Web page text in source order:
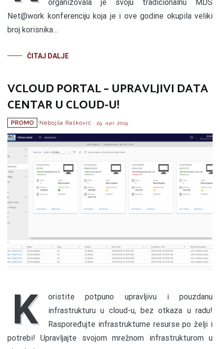
organizovala je svoju tradicionalnu MDS
Net@work konferenciju koja je i ove godine okupila veliki
broj korisnika…
ČITAJ DALJE
VCLOUD PORTAL – UPRAVLJIVI DATA
CENTAR U CLOUD-U!
PROMO Nebojša Rašković 29. apr 2019.
K
oristite potpuno upravljivu i pouzdanu
infrastrukturu u cloud-u, bez otkaza u radu!
Raspoređujte infrastrukturne resurse po želji i
potrebi! Upravljajte svojom mrežnom infrastrukturom u